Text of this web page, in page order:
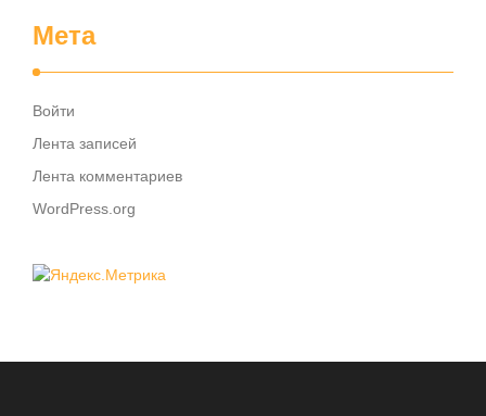
Мета
Войти
Лента записей
Лента комментариев
WordPress.org